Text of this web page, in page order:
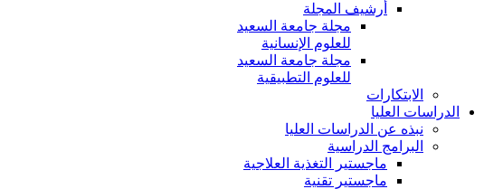
أرشيف المجلة
مجلة جامعة السعيد
للعلوم الإنسانية
مجلة جامعة السعيد
للعلوم التطبيقية
الابتكارات
الدراسات العليا
نبذه عن الدراسات العليا
البرامج الدراسية
ماجستير التغذية العلاجية
ماجستير تقنية